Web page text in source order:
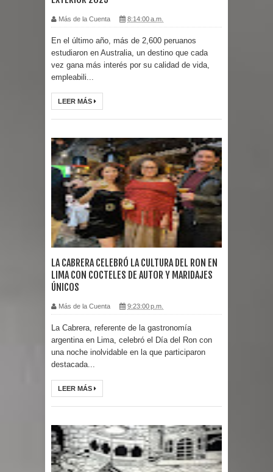
Más de la Cuenta 8:14:00 a.m.
En el último año, más de 2,600 peruanos
estudiaron en Australia, un destino que cada
vez gana más interés por su calidad de vida,
empleabili...
LEER MÁS
LA CABRERA CELEBRÓ LA CULTURA DEL RON EN
LIMA CON COCTELES DE AUTOR Y MARIDAJES
ÚNICOS
Más de la Cuenta 9:23:00 p.m.
La Cabrera, referente de la gastronomía
argentina en Lima, celebró el Día del Ron con
una noche inolvidable en la que participaron
destacada...
LEER MÁS